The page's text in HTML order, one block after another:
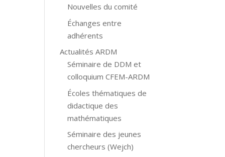
Nouvelles du comité
Échanges entre
adhérents
Actualités ARDM
Séminaire de DDM et
colloquium CFEM-ARDM
Écoles thématiques de
didactique des
mathématiques
Séminaire des jeunes
chercheurs (Wejch)